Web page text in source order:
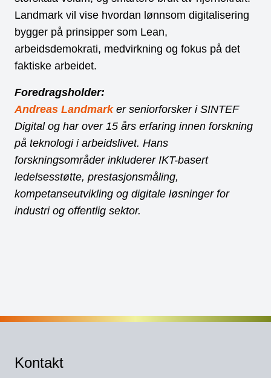
Landmark vil vise hvordan lønnsom digitalisering
bygger på prinsipper som Lean,
arbeidsdemokrati, medvirkning og fokus på det
faktiske arbeidet.
Foredragsholder:
Andreas Landmarker seniorforsker i SINTEF
Digital og har over 15 års erfaring innen forskning
på teknologi i arbeidslivet. Hans
forskningsområder inkluderer IKT-basert
ledelsesstøtte, prestasjonsmåling,
kompetanseutvikling og digitale løsninger for
industri og offentlig sektor.
Kontakt